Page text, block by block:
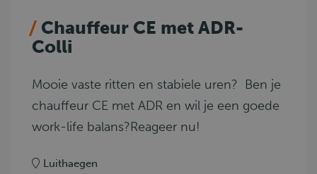
Chauffeur CE met ADR-
Colli
Mooie vaste ritten en stabiele uren? Ben je
chauffeur CE met ADR en wil je een goede
work-life balans?Reageer nu!
Luithaegen